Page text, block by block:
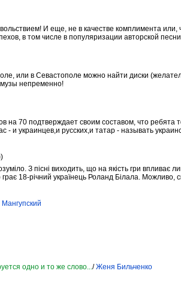
И еще, не в качестве комплимента
в том числе в популяризации авторской
или в Севастополе можно найти диски
музы непременно!
на 70 подтверждает своим составом, что
и украинцев,и русских,и татар - называть
З пісні виходить, що на якість гри впливає
грає 18-річний українець Роланд Білала.
одно и то же слово.../Женя Бильченко